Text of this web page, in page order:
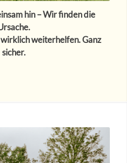
hin –Wir finden die
weiterhelfen. Ganz
sicher.